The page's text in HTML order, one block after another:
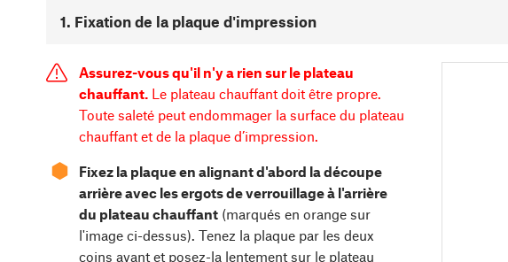
1. Fixation de la plaque d'impression
Assurez-vous qu'il n'y a rien sur le plateau
chauffant. Le plateau chauffant doit être propre.
Toute saleté peut endommager la surface du plateau
chauffant et de la plaque d’impression.
⬢
Fixez la plaque en alignant d'abord la découpe
arrière avec les ergots de verrouillage à l'arrière
du plateau chauffant (marqués en orange sur
l'image ci-dessus). Tenez la plaque par les deux
coins avant et posez-la lentement sur le plateau